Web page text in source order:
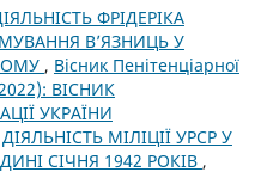
ФРІДЕРІКА
В’ЯЗНИЦЬ У
, Вісник Пенітенціарної
ВІСНИК
УКРАЇНИ
ДІЯЛЬНІСТЬ МІЛІЦІЇ УРСР У
СІЧНЯ 1942 РОКІВ ,